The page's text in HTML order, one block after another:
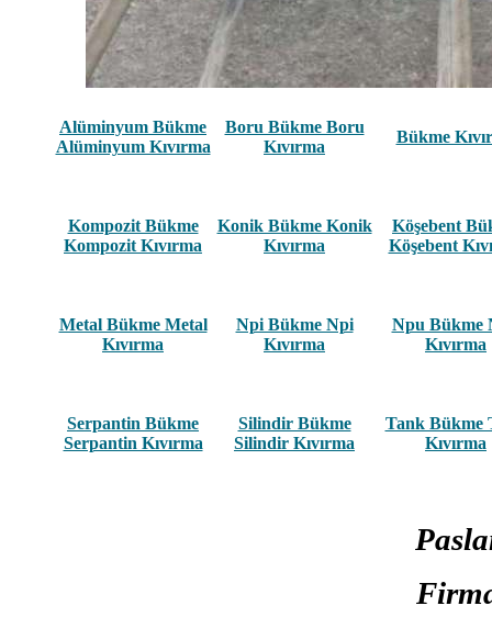
Alüminyum Bükme
Alüminyum Kıvırma
Boru Bükme Boru
Kıvırma
Bükme
Kompozit Bükme
Kompozit Kıvırma
Konik Bükme Konik
Kıvırma
Köşebent
Köşebent
Metal Bükme Metal
Kıvırma
Npi Bükme Npi
Kıvırma
Npu Bükme
Kıvırma
Serpantin Bükme
Serpantin Kıvırma
Silindir Bükme
Silindir Kıvırma
Tank Bükme
Kıvırma